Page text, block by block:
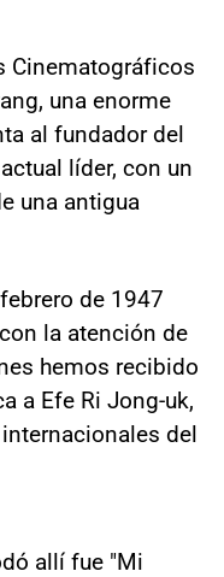
Cinematográficos
una enorme
al fundador del
líder, con un
una antigua
de 1947
la atención de
hemos recibido
a Efe Ri Jong-uk,
del
allí fue "Mi